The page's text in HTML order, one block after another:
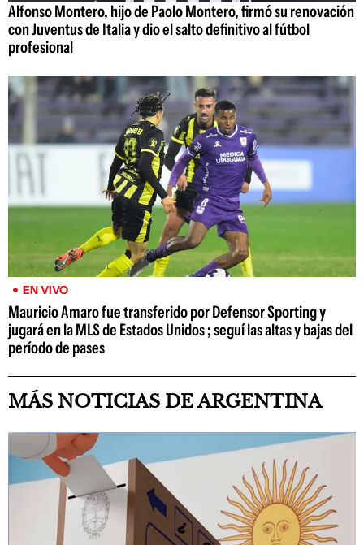
Alfonso Montero, hijo de Paolo Montero, firmó su renovación
con Juventus de Italia y dio el salto definitivo al fútbol
profesional
EN VIVO
Mauricio Amaro fue transferido por Defensor Sporting y
jugará en la MLS de Estados Unidos ; seguí las altas y bajas del
período de pases
MÁS NOTICIAS DE ARGENTINA